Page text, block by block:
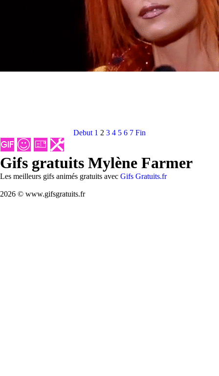
Debut 1 2 3 4 5 6 7 Fin
Gifs gratuits Mylène Farmer
Les meilleurs gifs animés gratuits avec Gifs Gratuits.fr
2026 © www.gifsgratuits.fr